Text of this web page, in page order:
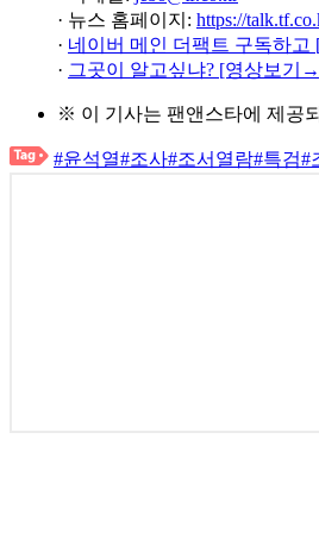
· 뉴스 홈페이지: https://
· 네이버 메인 더팩트 구독하
· 그곳이 알고싶냐? [영상보기
※ 이 기사는 팬앤스타에 제공
#윤석열#조사#조서열람#특검#